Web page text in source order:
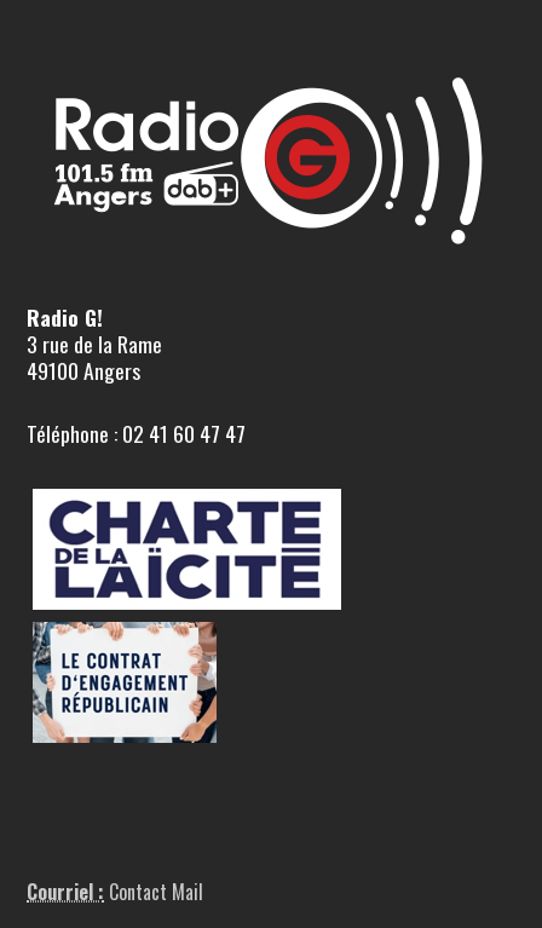
Radio G!
3 rue de la Rame
49100 Angers
Téléphone : 02 41 60 47 47
Courriel : Contact Mail